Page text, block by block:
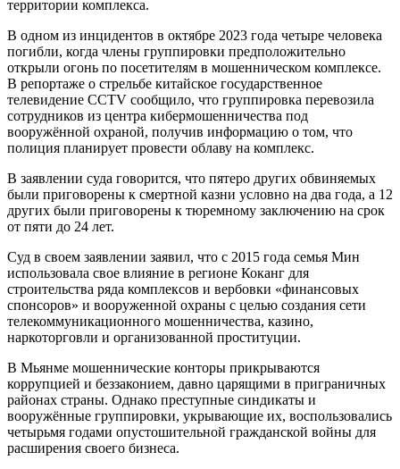
территории комплекса.
В одном из инцидентов в октябре 2023 года четыре человека
погибли, когда члены группировки предположительно
открыли огонь по посетителям в мошенническом комплексе.
В репортаже о стрельбе китайское государственное
телевидение CCTV сообщило, что группировка перевозила
сотрудников из центра кибермошенничества под
вооружённой охраной, получив информацию о том, что
полиция планирует провести облаву на комплекс.
В заявлении суда говорится, что пятеро других обвиняемых
были приговорены к смертной казни условно на два года, а 12
других были приговорены к тюремному заключению на срок
от пяти до 24 лет.
Суд в своем заявлении заявил, что с 2015 года семья Мин
использовала свое влияние в регионе Коканг для
строительства ряда комплексов и вербовки «финансовых
спонсоров» и вооруженной охраны с целью создания сети
телекоммуникационного мошенничества, казино,
наркоторговли и организованной проституции.
В Мьянме мошеннические конторы прикрываются
коррупцией и беззаконием, давно царящими в приграничных
районах страны. Однако преступные синдикаты и
вооружённые группировки, укрывающие их, воспользовались
четырьмя годами опустошительной гражданской войны для
расширения своего бизнеса.